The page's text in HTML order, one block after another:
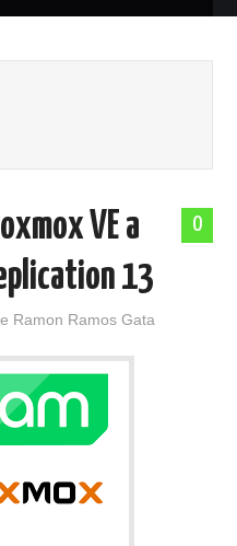
0
VE a
13
Ramon Ramos Gata